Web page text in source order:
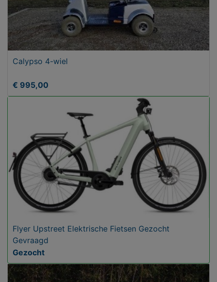
Calypso 4-wiel
€ 995,00
Flyer Upstreet Elektrische Fietsen Gezocht
Gevraagd
Gezocht